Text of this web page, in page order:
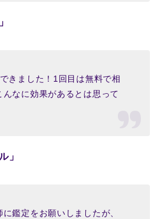
きました！1回目は無料で相
なに効果があるとは思って
」
鑑定をお願いしましたが、